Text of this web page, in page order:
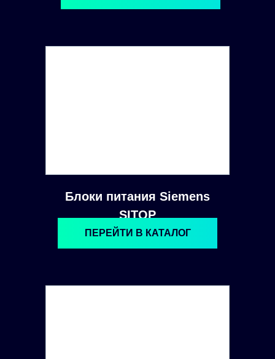
Блоки питания Siemens
SITOP
ПЕРЕЙТИ В КАТАЛОГ